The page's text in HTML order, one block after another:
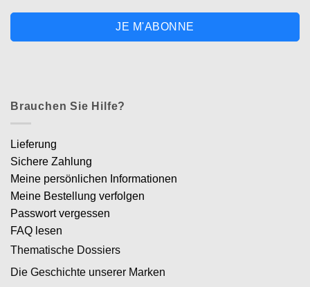
JE M'ABONNE
Brauchen Sie Hilfe?
Lieferung
Sichere Zahlung
Meine persönlichen Informationen
Meine Bestellung verfolgen
Passwort vergessen
FAQ lesen
Thematische Dossiers
Die Geschichte unserer Marken